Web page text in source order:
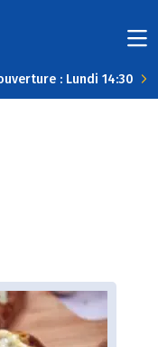
: Lundi 14:30